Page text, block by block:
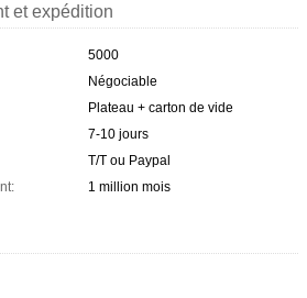
et expédition
5000
Négociable
Plateau + carton de vide
7-10 jours
T/T ou Paypal
1 million mois